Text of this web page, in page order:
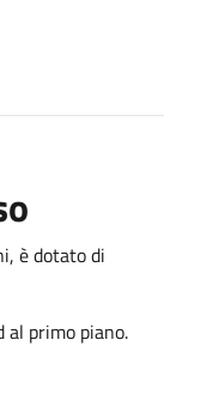
è dotato di
al primo piano.